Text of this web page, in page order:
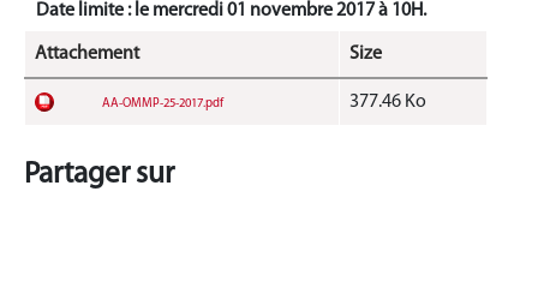
Date limite : le mercredi 01 novembre 2017 à 10H.
Attachement Size
AA-OMMP-25-2017.pdf 377.46 Ko
Partager sur